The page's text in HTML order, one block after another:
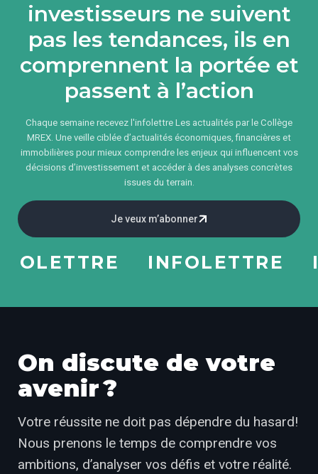
investisseurs ne suivent
pas les tendances, ils en
comprennent la portée et
passent à l’action
Chaque semaine recevez l'infolettre Les actualités par le Collège
MREX. Une veille ciblée d’actualités économiques, financières et
immobilières pour mieux comprendre les enjeux qui influencent vos
décisions d’investissement et accéder à des analyses concrètes
issues du terrain.
Je veux m’abonner
INFOLETTRE
On discute de votre
avenir ?
Votre réussite ne doit pas dépendre du hasard!
Nous prenons le temps de comprendre vos
ambitions, d’analyser vos défis et votre réalité.